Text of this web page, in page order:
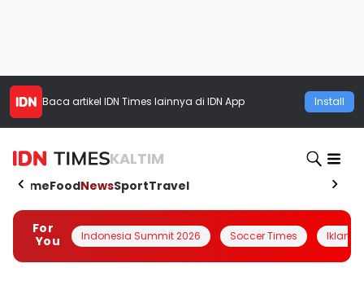
Baca artikel IDN Times lainnya di IDN App Install
KALTIM
HomeFoodNewsSportTravel
For
You
Indonesia Summit 2026 Soccer Times Iklanin